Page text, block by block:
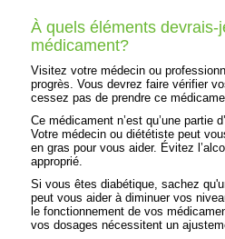
À quels éléments
médicament?
Visitez votre médecin ou
progrès. Vous devrez faire vérifier
cessez pas de prendre ce
Ce médicament n’est qu’une partie
Votre médecin ou diététiste peut
en gras pour vous aider. Évitez
approprié.
Si vous êtes diabétique, sachez
peut vous aider à diminuer vos
le fonctionnement de vos
vos dosages nécessitent un